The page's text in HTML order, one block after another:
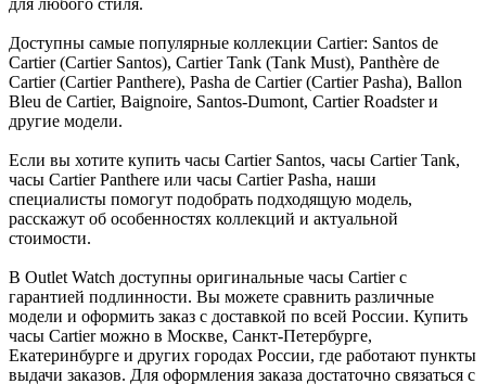
Доступны самые популярные коллекции Cartier: Santos de
Cartier (Cartier Santos), Cartier Tank (Tank Must), Panthère de
Cartier (Cartier Panthere), Pasha de Cartier (Cartier Pasha), Ballon
Bleu de Cartier, Baignoire, Santos-Dumont, Cartier Roadster и
другие модели.
Если вы хотите купить часы Cartier Santos, часы Cartier Tank,
часы Cartier Panthere или часы Cartier Pasha, наши
специалисты помогут подобрать подходящую модель,
расскажут об особенностях коллекций и актуальной
стоимости.
В Outlet Watch доступны оригинальные часы Cartier с
гарантией подлинности. Вы можете сравнить различные
модели и оформить заказ с доставкой по всей России. Купить
часы Cartier можно в Москве, Санкт-Петербурге,
Екатеринбурге и других городах России, где работают пункты
выдачи заказов. Для оформления заказа достаточно связаться с